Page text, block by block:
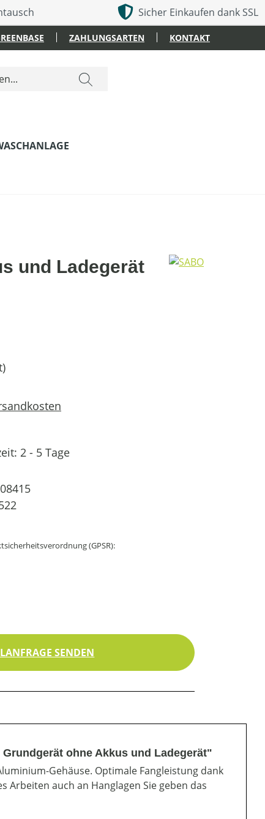
Sicher Einkaufen dank SSL
ZAHLUNGSARTEN KONTAKT
und Ladegerät
2 - 5 Tage
(GPSR):
SENDEN
ohne Akkus und Ladegerät"
Gehäuse. Optimale Fangleistung dank
auch an Hanglagen Sie geben das